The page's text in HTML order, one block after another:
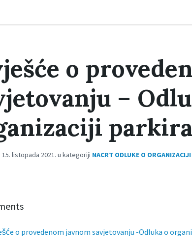
o
–
listopada 2021. u kategoriji NACRT ODLUKE O
o provedenom javnom savjetovanju -Odluka o